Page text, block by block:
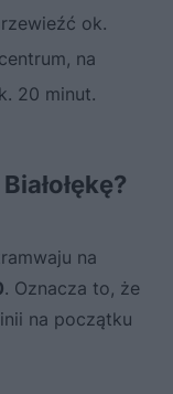
ok.
na
20 minut.
na
. Oznacza to, że
na początku